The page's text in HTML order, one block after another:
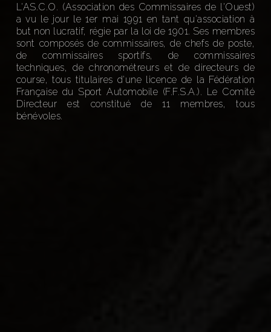
L'AS.C.O. (Association des Commissaires de l'Ouest)
a vu le jour le 1er mai 1991 en tant qu'association à
but non lucratif, régie par la loi de 1901. Ses membres
sont composés de commissaires, de chefs de poste,
de commissaires sportifs, de commissaires
techniques, de chronométreurs et de directeurs de
course, tous titulaires d'une licence de la Fédération
Française du Sport Automobile (F.F.S.A.). Le Comité
Directeur est constitué de 11 membres, tous
bénévoles.